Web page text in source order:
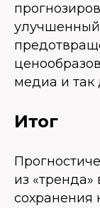
улучшенный
медиа и так
Итог
из
сохранения